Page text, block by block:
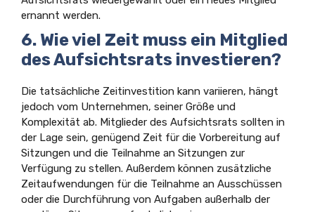
ernannt werden.
6. Wie viel Zeit muss ein Mitglied
des Aufsichtsrats investieren?
Die tatsächliche Zeitinvestition kann variieren, hängt
jedoch vom Unternehmen, seiner Größe und
Komplexität ab. Mitglieder des Aufsichtsrats sollten in
der Lage sein, genügend Zeit für die Vorbereitung auf
Sitzungen und die Teilnahme an Sitzungen zur
Verfügung zu stellen. Außerdem können zusätzliche
Zeitaufwendungen für die Teilnahme an Ausschüssen
oder die Durchführung von Aufgaben außerhalb der